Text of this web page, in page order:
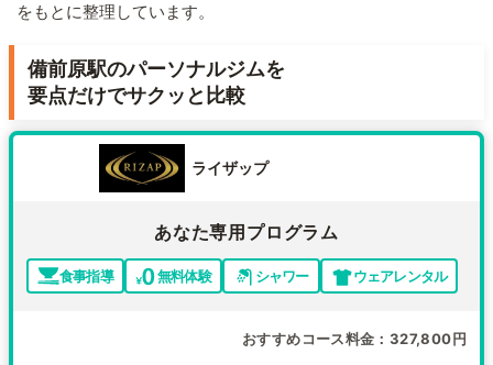
をもとに整理しています。
備前原駅のパーソナルジムを
要点だけでサクッと比較
ライザップ
あなた専用プログラム
食事指導 無料体験 シャワー ウェアレンタル
おすすめコース料金 327,800円